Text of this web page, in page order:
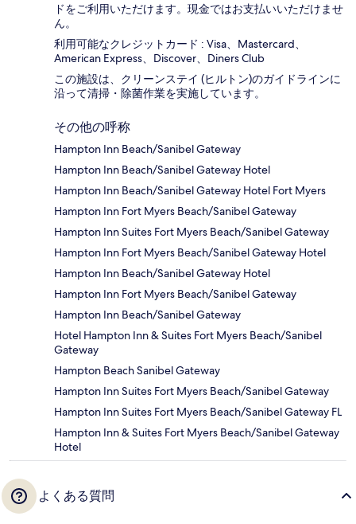
ドをご利用いただけます。現金ではお支払いいただけませ
ん。
利用可能なクレジットカード : Visa、Mastercard、
American Express、Discover、Diners Club
この施設は、クリーンステイ (ヒルトン)のガイドラインに
沿って清掃・除菌作業を実施しています。
その他の呼称
Hampton Inn Beach/Sanibel Gateway
Hampton Inn Beach/Sanibel Gateway Hotel
Hampton Inn Beach/Sanibel Gateway Hotel Fort Myers
Hampton Inn Fort Myers Beach/Sanibel Gateway
Hampton Inn Suites Fort Myers Beach/Sanibel Gateway
Hampton Inn Fort Myers Beach/Sanibel Gateway Hotel
Hampton Inn Beach/Sanibel Gateway Hotel
Hampton Inn Fort Myers Beach/Sanibel Gateway
Hampton Inn Beach/Sanibel Gateway
Hotel Hampton Inn & Suites Fort Myers Beach/Sanibel
Gateway
Hampton Beach Sanibel Gateway
Hampton Inn Suites Fort Myers Beach/Sanibel Gateway
Hampton Inn Suites Fort Myers Beach/Sanibel Gateway FL
Hampton Inn & Suites Fort Myers Beach/Sanibel Gateway
Hotel
よくある質問